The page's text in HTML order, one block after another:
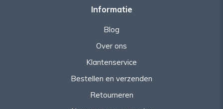
Informatie
Blog
Over ons
Klantenservice
Bestellen en verzenden
Retourneren